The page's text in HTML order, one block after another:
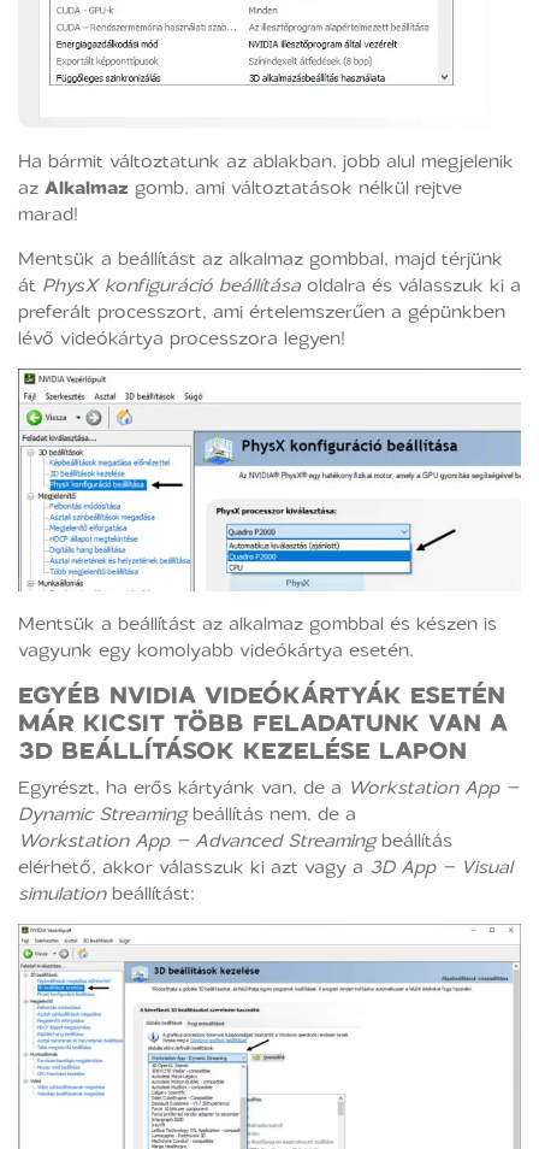
Ha bármit változtatunk az ablakban, jobb alul megjelenik
azAlkalmaz gomb, ami változtatások nélkül rejtve
marad!
Mentsük a beállítást az alkalmaz gombbal, majd térjünk
át PhysX konfiguráció beállításaoldalra és válasszuk ki a
preferált processzort, ami értelemszerűen a gépünkben
lévő videókártya processzora legyen!
Mentsük a beállítást az alkalmaz gombbal és készen is
vagyunk egy komolyabb videókártya esetén.
EGYÉB NVIDIA VIDEÓKÁRTYÁK ESETÉN
MÁR KICSIT TÖBB FELADATUNK VAN A
3D BEÁLLÍTÁSOK KEZELÉSE LAPON
Egyrészt, ha erős kártyánk van, de a Workstation App –
Dynamic Streamingbeállítás nem, de a
Workstation App – Advanced Streamingbeállítás
elérhető, akkor válasszuk ki azt vagy a 3D App – Visual
simulationbeállítást: